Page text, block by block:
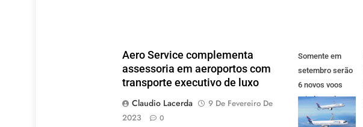
Aero Service complementa
assessoria em aeroportos com
transporte executivo de luxo
Claudio Lacerda
9 De Fevereiro De
2023
0
Somente em
setembro serão
6 novos voos
criados pela
LATAM.